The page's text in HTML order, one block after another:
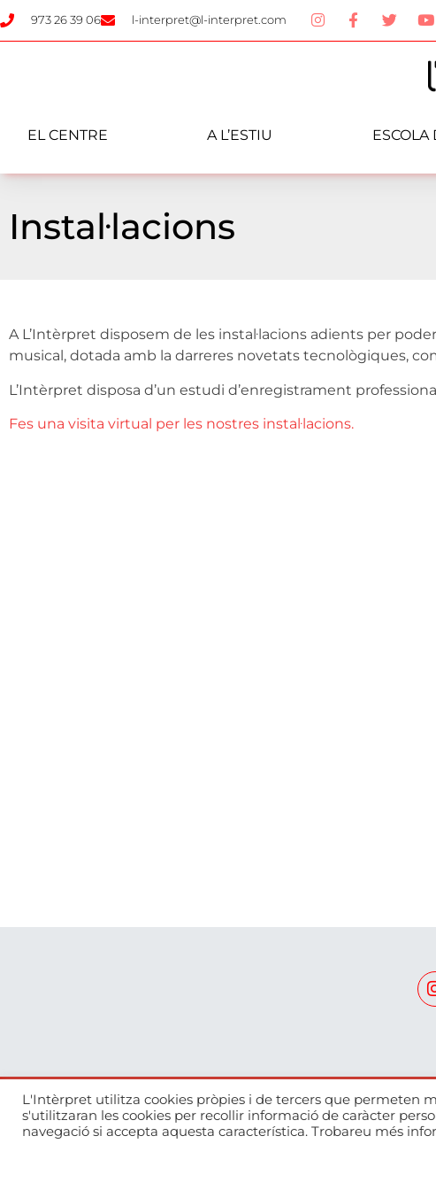
973 26 39 06 l-interpret@l-interpret.com
EL CENTRE A L’ESTIU ESCOLA
Instal·lacions
A L’Intèrpret disposem de les instal·lacions adients per
musical, dotada amb la darreres novetats tecnològiques,
L’Intèrpret disposa d’un estudi d’enregistrament
Fes una visita virtual per les nostres instal·lacions.
973 26 39 06
L'Intèrpret utilitza cookies pròpies i de tercers que permeten
s'utilitzaran les cookies per recollir informació de caràcter
navegació si accepta aquesta característica. Trobareu més